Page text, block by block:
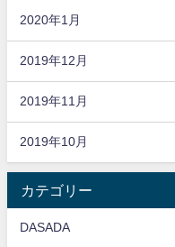
2020年1月
2019年12月
2019年11月
2019年10月
カテゴリー
DASADA